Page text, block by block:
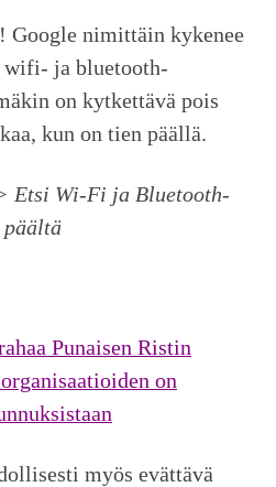
Google nimittäin kykenee
wifi- ja bluetooth-
on kytkettävä pois
kun on tien päällä.
Etsi Wi-Fi ja Bluetooth-
päältä
Punaisen Ristin
on
myös evättävä